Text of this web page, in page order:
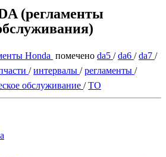
(регламенты
Honda помечено da5 /da6 /da7 /
/интервалы /регламенты /
обслуживание /ТО